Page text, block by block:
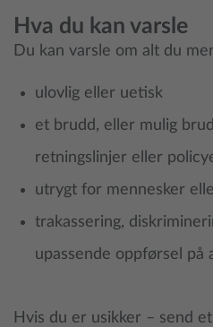
Hva du kan varsle
Du kan varsle om alt du
ulovlig eller uetisk
et brudd, eller mulig
retningslinjer eller
utrygt for mennesker
trakassering,
upassende oppførsel på
Hvis du er usikker – send